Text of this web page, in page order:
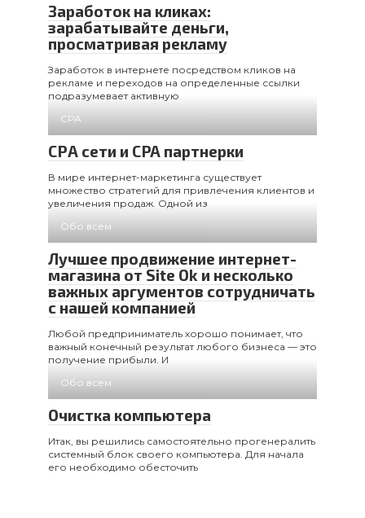
Заработок на кликах:
зарабатывайте деньги,
просматривая рекламу
Заработок в интернете посредством кликов на
рекламе и переходов на определенные ссылки
подразумевает активную
CPA
СРА сети и CPA партнерки
В мире интернет-маркетинга существует
множество стратегий для привлечения клиентов и
увеличения продаж. Одной из
Обо всем
Лучшее продвижение интернет-
магазина от Site Ok и несколько
важных аргументов сотрудничать
с нашей компанией
Любой предприниматель хорошо понимает, что
важный конечный результат любого бизнеса — это
получение прибыли. И
Обо всем
Очистка компьютера
Итак, вы решились самостоятельно прогенералить
системный блок своего компьютера. Для начала
его необходимо обесточить